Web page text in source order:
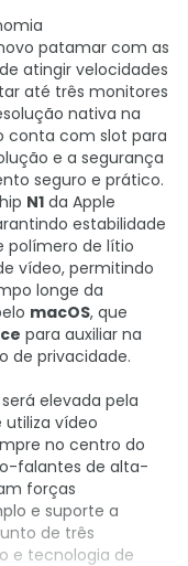
patamar com as
atingir velocidades
até três monitores
nativa na
conta com slot para
e a segurança
seguro e prático.
N1 da Apple
estabilidade
polímero de lítio
vídeo, permitindo
longe da
macOS, que
para auxiliar na
de privacidade.
elevada pela
utiliza vídeo
no centro do
falantes de alta-
forças
e suporte a
de três
e tecnologia de